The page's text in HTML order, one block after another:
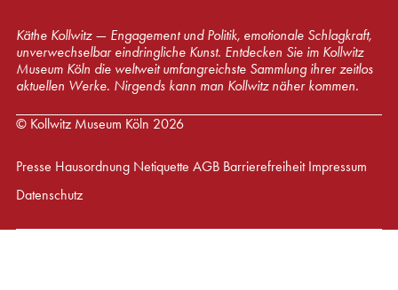
Käthe Kollwitz — Engagement und Politik, emotionale Schlagkraft,
unverwechselbar eindringliche Kunst. Entdecken Sie im Kollwitz
Museum Köln die weltweit umfangreichste Sammlung ihrer zeitlos
aktuellen Werke. Nirgends kann man Kollwitz näher kommen.
© Kollwitz Museum Köln 2026
Presse Hausordnung Netiquette AGB Barrierefreiheit Impressum
Datenschutz